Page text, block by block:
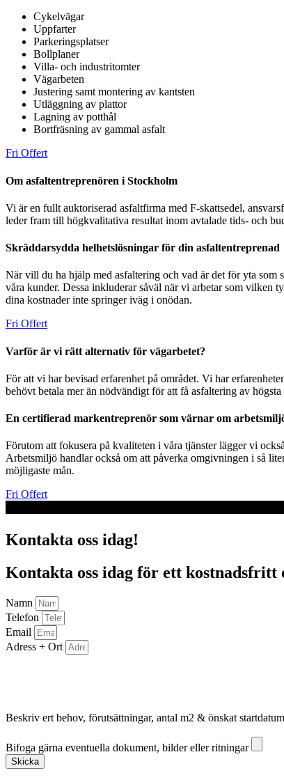
Cykelvägar
Uppfarter
Parkeringsplatser
Bollplaner
Villa- och industritomter
Vägarbeten
Justering samt montering av kantsten
Utläggning av plattor
Lagning av potthål
Bortfräsning av gammal asfalt
Fri Offert
Om asfaltentreprenören i Stockholm
Vi är en fullt auktoriserad asfaltfirma med F-skattsedel,
leder fram till högkvalitativa resultat inom avtalade tids- och
Skräddarsydda helhetslösningar för din asfaltentreprenad
När vill du ha hjälp med asfaltering och vad är det för yta som
våra kunder. Dessa inkluderar såväl när vi arbetar som vilken
dina kostnader inte springer iväg i onödan.
Fri Offert
Varför är vi rätt alternativ för vägarbetet?
För att vi har bevisad erfarenhet på området. Vi har
behövt betala mer än nödvändigt för att få asfaltering av
En certifierad markentreprenör som värnar om
Förutom att fokusera på kvaliteten i våra tjänster lägger vi
Arbetsmiljö handlar också om att påverka omgivningen i så
möjligaste mån.
Fri Offert
Kontakta oss idag!
Kontakta oss idag för ett
Namn
Telefon
Email
Adress + Ort
Beskriv ert behov, förutsättningar, antal m2 & önskat startdatum
Bifoga gärna eventuella dokument, bilder eller ritningar
Skicka